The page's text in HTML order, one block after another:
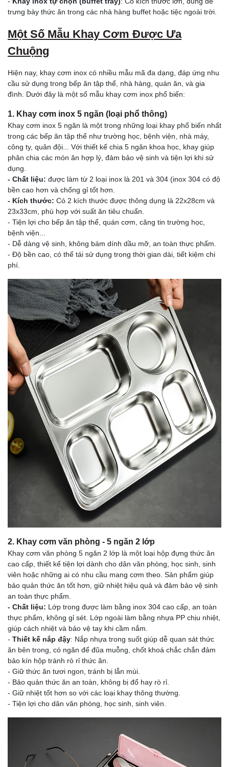
trưng bày thức ăn trong các nhà hàng buffet hoặc tiệc ngoài trời.
Một Số Mẫu Khay Cơm Được Ưa
Chuộng
Hiện nay, khay cơm inox có nhiều mẫu mã đa dạng, đáp ứng nhu
cầu sử dụng trong bếp ăn tập thể, nhà hàng, quán ăn, và gia
đình. Dưới đây là một số mẫu khay cơm inox phổ biến:
1. Khay cơm inox 5 ngăn (loại phổ thông)
Khay cơm inox 5 ngăn là một trong những loại khay phổ biến nhất
trong các bếp ăn tập thể như trường học, bệnh viện, nhà máy,
công ty, quân đội... Với thiết kế chia 5 ngăn khoa học, khay giúp
phân chia các món ăn hợp lý, đảm bảo vệ sinh và tiện lợi khi sử
dụng.
- Chất liệu: được làm từ 2 loại inox là 201 và 304 (inox 304 có độ
bền cao hơn và chống gỉ tốt hơn.
- Kích thước: Có 2 kích thước được thông dụng là 22x28cm và
23x33cm, phù hợp với suất ăn tiêu chuẩn.
- Tiện lợi cho bếp ăn tập thể, quán cơm, căng tin trường học,
bệnh viện...
- Dễ dàng vệ sinh, không bám dính dầu mỡ, an toàn thực phẩm.
- Độ bền cao, có thể tái sử dụng trong thời gian dài, tiết kiệm chi
phí.
2. Khay cơm văn phòng - 5 ngăn 2 lớp
Khay cơm văn phòng 5 ngăn 2 lớp là một loại hộp đựng thức ăn
cao cấp, thiết kế tiện lợi dành cho dân văn phòng, học sinh, sinh
viên hoặc những ai có nhu cầu mang cơm theo. Sản phẩm giúp
bảo quản thức ăn tốt hơn, giữ nhiệt hiệu quả và đảm bảo vệ sinh
an toàn thực phẩm.
- Chất liệu: Lớp trong được làm bằng inox 304 cao cấp, an toàn
thực phẩm, không gỉ sét. Lớp ngoài làm bằng nhựa PP chịu nhiệt,
giúp cách nhiệt và bảo vệ tay khi cầm nắm.
- Thiết kế nắp đậy: Nắp nhựa trong suốt giúp dễ quan sát thức
ăn bên trong, có ngăn để đũa muỗng, chốt khoá chắc chắn đảm
bảo kín hộp tránh rò rỉ thức ăn.
- Giữ thức ăn tươi ngon, tránh bị lẫn mùi.
- Bảo quản thức ăn an toàn, không bị đổ hay rò rỉ.
- Giữ nhiệt tốt hơn so với các loại khay thông thường.
- Tiện lợi cho dân văn phòng, học sinh, sinh viên.